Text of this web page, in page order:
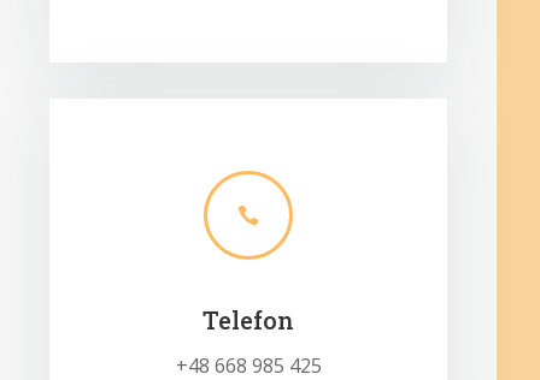

Telefon
+48 668 985 425